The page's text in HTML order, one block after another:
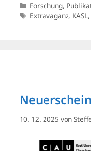
Kategorien
Forschung,
Schlagwörter
Extravaganz, KASL,
10. 12. 2025 von